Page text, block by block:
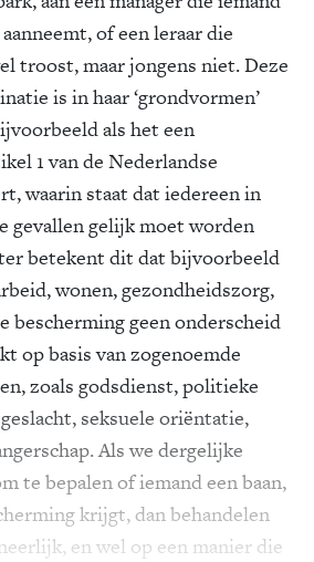
of een leraar die
troost, maar jongens niet. Deze
is in haar ‘grondvormen’
als het een
1 van de Nederlandse
waarin staat dat iedereen in
gevallen gelijk moet worden
betekent dit dat bijvoorbeeld
wonen, gezondheidszorg,
bescherming geen onderscheid
op basis van zogenoemde
zoals godsdienst, politieke
seksuele oriëntatie,
Als we dergelijke
te bepalen of iemand een baan,
krijgt, dan behandelen
en wel op een manier die